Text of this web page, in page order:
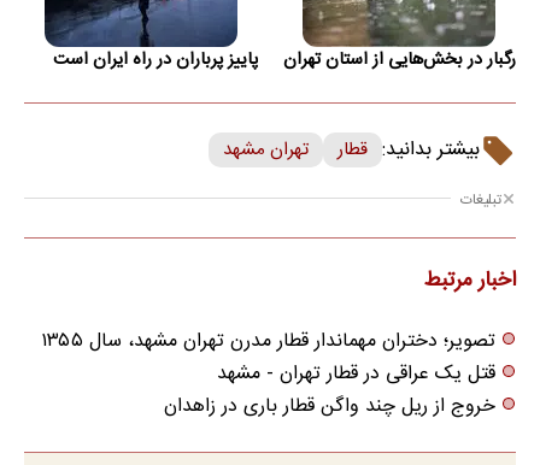
رگبار در بخش‌هایی از استان تهران پاییز پرباران در راه ایران است
بیشتر بدانید: قطار تهران مشهد
تبلیغات
اخبار مرتبط
تصویر؛ دختران مهماندار قطار مدرن تهران مشهد، سال ۱۳۵۵
قتل یک عراقی در قطار تهران - مشهد
خروج از ریل چند واگن قطار باری در زاهدان